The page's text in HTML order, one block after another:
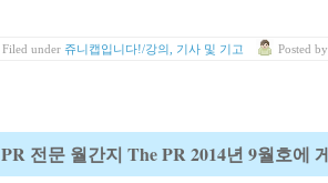
Filed under 쥬니캡입니다!/강의, 기사 및 기고 Posted by
PR 전문 월간지 The PR 2014년 9월호에